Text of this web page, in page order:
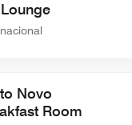
Novo
Room